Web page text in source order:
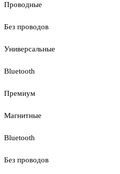
Проводные
Без проводов
Универсальные
Bluetooth
Премиум
Магнитные
Bluetooth
Без проводов